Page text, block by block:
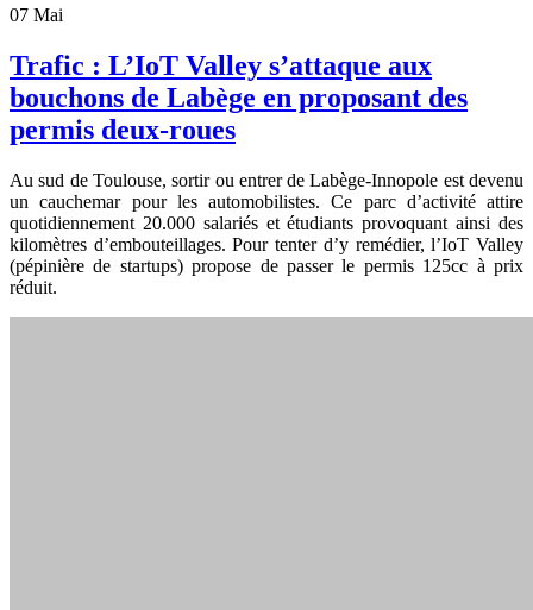
07 Mai
Trafic : L’IoT Valley s’attaque aux
bouchons de Labège en proposant des
permis deux-roues
Au sud de Toulouse, sortir ou entrer de Labège-­Innopole est devenu
un cauchemar pour les automobilistes. Ce parc d’activité attire
quotidiennement 20.000 salariés et étudiants provoquant ainsi des
kilomètres d’embouteillages. Pour tenter d’y remédier, l’IoT Valley
(pépinière de startups) propose de passer le permis 125cc à prix
réduit.